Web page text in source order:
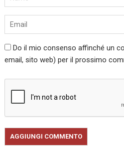
Do il mio consenso affinché un
email, sito web) per il prossimo